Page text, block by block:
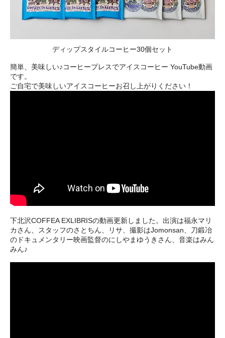
ディップスタイルコーヒー30個セット
簡単、美味しい♪コーヒープレスでアイスコーヒー YouTube動画
です。
ご自宅で美味しいアイスコーヒーお召し上がりください！
下北沢COFFEA EXLIBRISの動画更新しました。出演は福永マリ
カさん、スタッフのさとちん、リサ、撮影はJomonsan、刀鍛冶
のドキュメンタリー映画監督のにしやまゆうきさん、音楽はみん
みん♪